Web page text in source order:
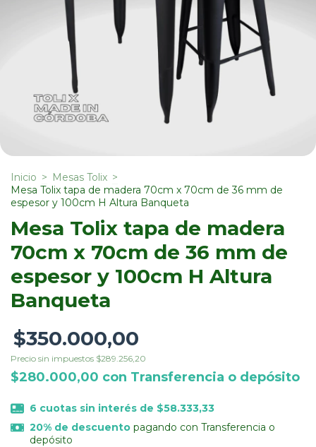
Inicio > Mesas Tolix >
Mesa Tolix tapa de madera 70cm x 70cm de 36 mm de
espesor y 100cm H Altura Banqueta
Mesa Tolix tapa de madera
70cm x 70cm de 36 mm de
espesor y 100cm H Altura
Banqueta
$350.000,00
Precio sin impuestos $289.256,20
$280.000,00 con Transferencia o depósito
6 cuotas sin interés de $58.333,33
20% de descuentopagando con Transferencia o
depósito